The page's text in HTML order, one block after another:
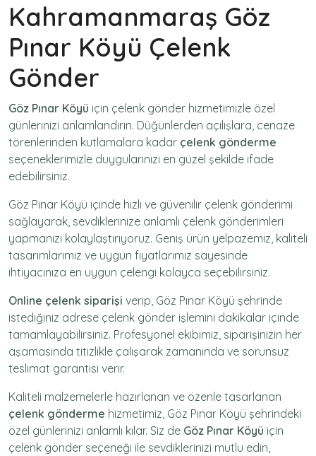
Kahramanmaraş Göz
Pınar Köyü Çelenk
Gönder
Göz Pınar Köyü için çelenk gönder hizmetimizle özel
günlerinizi anlamlandırın. Düğünlerden açılışlara, cenaze
törenlerinden kutlamalara kadar çelenk gönderme
seçeneklerimizle duygularınızı en güzel şekilde ifade
edebilirsiniz.
Göz Pınar Köyü içinde hızlı ve güvenilir çelenk gönderimi
sağlayarak, sevdiklerinize anlamlı çelenk gönderimleri
yapmanızı kolaylaştırıyoruz. Geniş ürün yelpazemiz, kaliteli
tasarımlarımız ve uygun fiyatlarımız sayesinde
ihtiyacınıza en uygun çelengi kolayca seçebilirsiniz.
Online çelenk siparişi verip, Göz Pınar Köyü şehrinde
istediğiniz adrese çelenk gönder işlemini dakikalar içinde
tamamlayabilirsiniz. Profesyonel ekibimiz, siparişinizin her
aşamasında titizlikle çalışarak zamanında ve sorunsuz
teslimat garantisi verir.
Kaliteli malzemelerle hazırlanan ve özenle tasarlanan
çelenk gönderme hizmetimiz, Göz Pınar Köyü şehrindeki
özel günlerinizi anlamlı kılar. Siz de Göz Pınar Köyü için
çelenk gönder seçeneği ile sevdiklerinizi mutlu edin,